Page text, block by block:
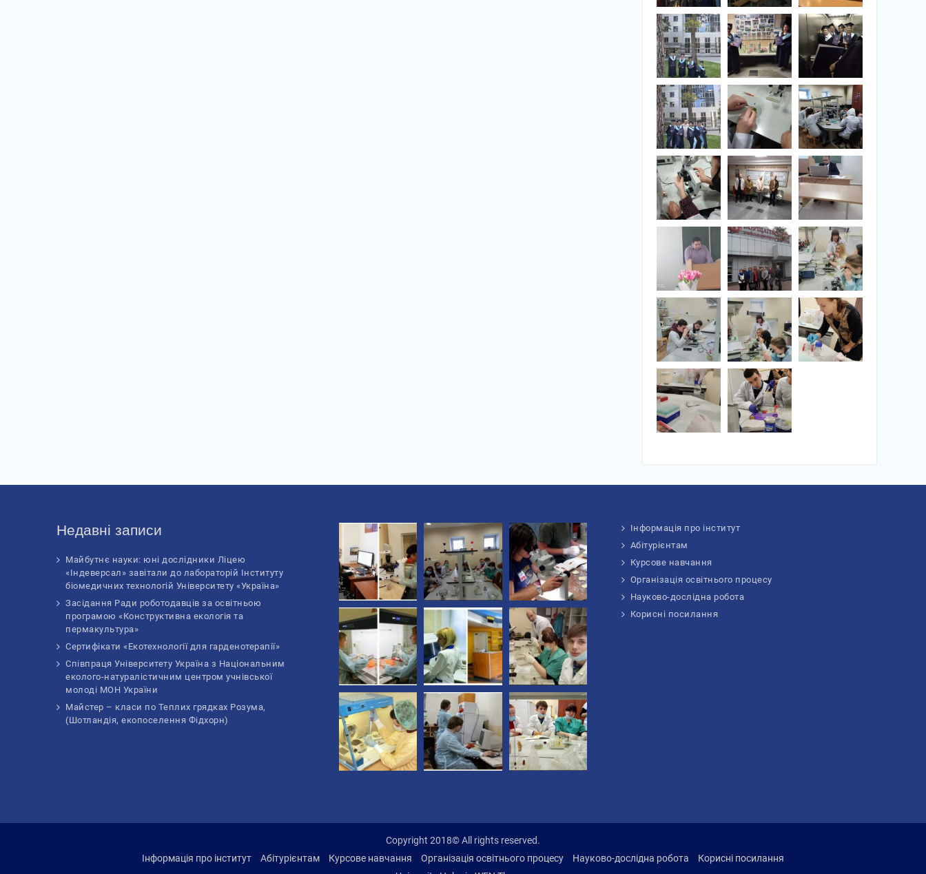
Недавні записи
Майбутнє науки: юні дослідники Ліцею
«Індеверсал» завітали до лабораторій Інституту
біомедичних технологій Університету «Україна»
Засідання Ради роботодавців за освітньою
програмою «Конструктивна екологія та
пермакультура»
Сертифікати «Екотехнології для гарденотерапії»
Співпраця Університету Україна з Національним
еколого-натуралістичним центром учнівської
молоді МОН України
Майстер – класи по Теплих грядках Розума,
(Шотландія, екопоселення Фідхорн)
Інформація про інститут
Абітурієнтам
Курсове навчання
Організація освітнього процесу
Науково-дослідна робота
Корисні посилання
Copyright 2018© All rights reserved.
Інформація про інститут
Абітурієнтам Курсове навчання Організація освітнього процесу Науково-дослідна робота
Корисні посилання